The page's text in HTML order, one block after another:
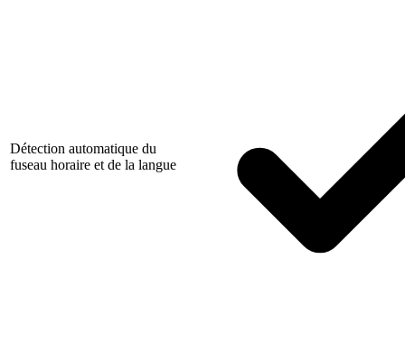
Détection automatique du
fuseau horaire et de la langue